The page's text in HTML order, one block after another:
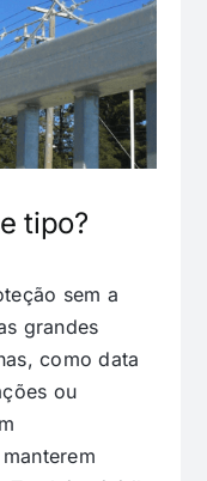
tipo?
sem a
grandes
como data
ou